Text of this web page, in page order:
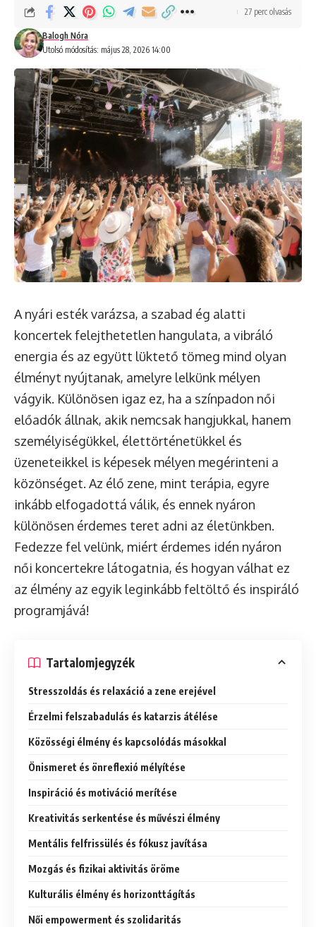
Utolsó módosítás: május 28, 2026 14:00
Balogh Nóra
27 perc olvasás
A nyári esték varázsa, a szabad ég alatti
koncertek felejthetetlen hangulata, a vibráló
energia és az együtt lüktető tömeg mind olyan
élményt nyújtanak, amelyre lelkünk mélyen
vágyik. Különösen igaz ez, ha a színpadon női
előadók állnak, akik nemcsak hangjukkal, hanem
személyiségükkel, élettörténetükkel és
üzeneteikkel is képesek mélyen megérinteni a
közönséget. Az élő zene, mint terápia, egyre
inkább elfogadottá válik, és ennek nyáron
különösen érdemes teret adni az életünkben.
Fedezze fel velünk, miért érdemes idén nyáron
női koncertekre látogatnia, és hogyan válhat ez
az élmény az egyik leginkább feltöltő és inspiráló
programjává!
Tartalomjegyzék
Stresszoldás és relaxáció a zene erejével
Érzelmi felszabadulás és katarzis átélése
Közösségi élmény és kapcsolódás másokkal
Önismeret és önreflexió mélyítése
Inspiráció és motiváció merítése
Kreativitás serkentése és művészi élmény
Mentális felfrissülés és fókusz javítása
Mozgás és fizikai aktivitás öröme
Kulturális élmény és horizonttágítás
Női empowerment és szolidaritás